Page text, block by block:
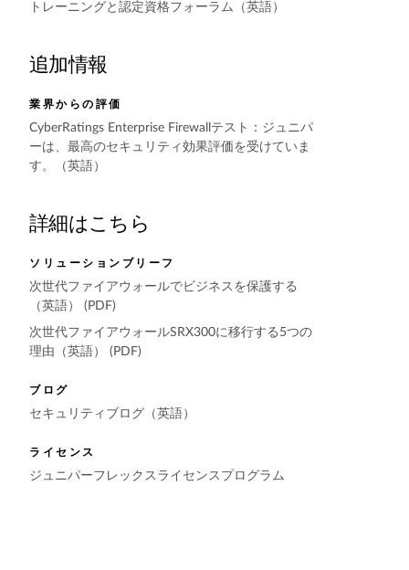
トレーニングと認定資格フォーラム（英語）
追加情報
業界からの評価
CyberRatings Enterprise Firewallテスト：ジュニパ
ーは、最高のセキュリティ効果評価を受けていま
す。（英語）
詳細はこちら
ソリューションブリーフ
次世代ファイアウォールでビジネスを保護する
（英語） (PDF)
次世代ファイアウォールSRX300に移行する5つの
理由（英語） (PDF)
ブログ
セキュリティブログ（英語）
ライセンス
ジュニパーフレックスライセンスプログラム